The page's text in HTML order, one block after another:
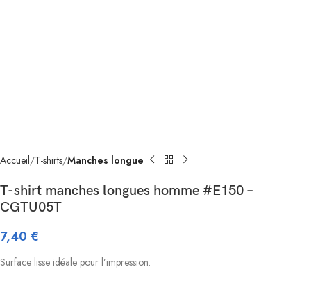
Accueil T-shirts Manches longue
T-shirt manches longues homme #E150 –
CGTU05T
7,40 €
Surface lisse idéale pour l’impression.